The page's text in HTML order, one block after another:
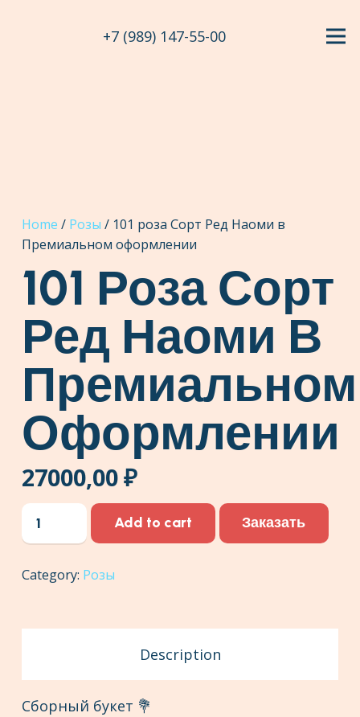
+7 (989) 147-55-00
Home / Розы / 101 роза Сорт Ред Наоми в
Премиальном оформлении
101 Роза Сорт
Ред Наоми В
Премиальном
Оформлении
27000,00₽
101
роза
Ред
в
Add to cart Заказать
Category: Розы
Description
Сборный букет 💐